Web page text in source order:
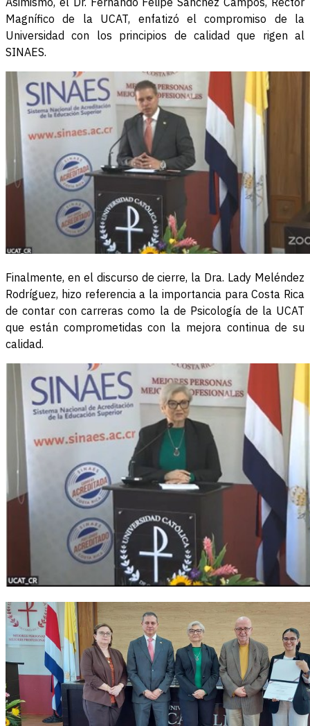
Magnífico de la UCAT, enfatizó el compromiso de la
Universidad con los principios de calidad que rigen al
SINAES.
Finalmente, en el discurso de cierre, la Dra. Lady Meléndez
Rodríguez, hizo referencia a la importancia para Costa Rica
de contar con carreras como la de Psicología de la UCAT
que están comprometidas con la mejora continua de su
calidad.